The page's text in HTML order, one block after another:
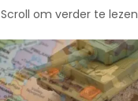
Scroll om verder te lezen